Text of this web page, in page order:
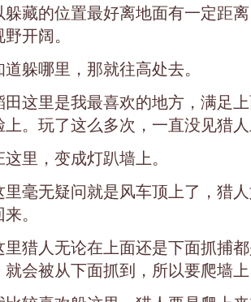
躲藏的位置最好离地面有一定距
开阔。
哪里，那就往高处去。
里是我最喜欢的地方，满足上
上。玩了这么多次，一直没见猎
，变成灯趴墙上。
无疑问就是风车顶上了，猎人
。
人无论在上面还是下面抓捕都
就会被从下面抓到，所以要爬墙